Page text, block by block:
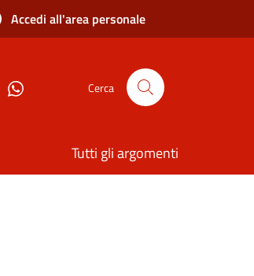
Accedi all'area personale
Cerca
Tutti gli argomenti